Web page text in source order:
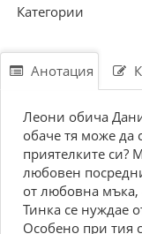
Категории
Анотация
Леони обича
обаче тя може да
приятелките си?
любовен
от любовна
Тинка се нуждае
Особено при тия